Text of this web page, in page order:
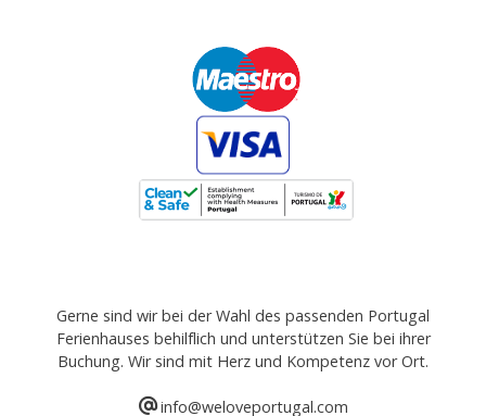
Gerne sind wir bei der Wahl des passenden Portugal
Ferienhauses behilflich und unterstützen Sie bei ihrer
Buchung. Wir sind mit Herz und Kompetenz vor Ort.
info@weloveportugal.com